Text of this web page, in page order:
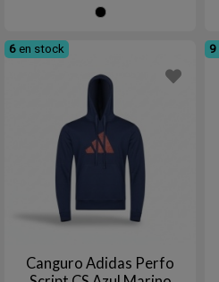
6 en stock
Canguro Adidas Perfo
9